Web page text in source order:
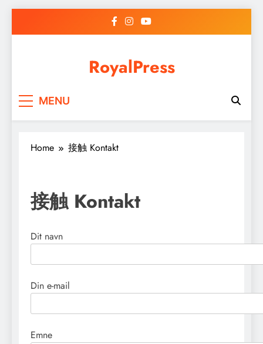
RoyalPress
MENU
Home 接触 Kontakt
接触 Kontakt
Dit navn
Din e-mail
Emne